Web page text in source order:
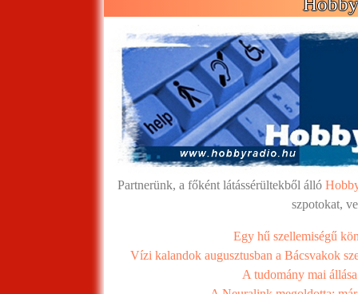
Partnerünk, a főként látássérültekből álló
szpotokat,
Egy hű szellemiségű
Vízi kalandok augusztusban a Bácsvakok
A tudomány mai